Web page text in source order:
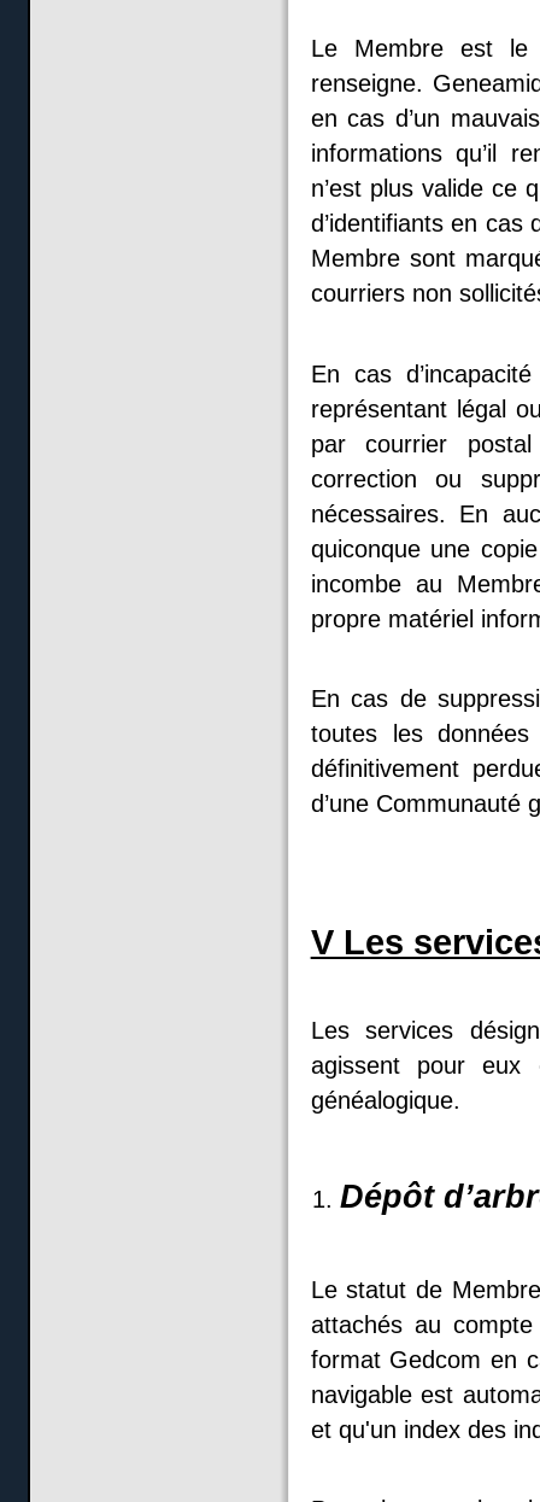
Le Membre est le
renseigne.
en cas d’un
informations qu’il
n’est plus valide ce
d’identifiants en
Membre sont
courriers non
En cas
représentant légal
par courrier
correction ou
nécessaires. En
quiconque une
incombe au
propre matériel
En cas de
toutes les
définitivement
d’une Communauté
V Les
Les services
agissent pour eux
généalogique.
Dépôt
Le statut de
attachés au
format Gedcom en
navigable est
et qu'un index des